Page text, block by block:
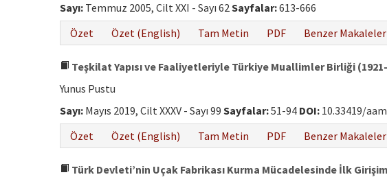
Sayı: Temmuz 2005, Cilt XXI - Sayı 62Sayfalar:613-666
Özet
Özet (English) Tam Metin PDF Benzer Makaleler
Teşkilat Yapısı ve Faaliyetleriyle Türkiye Muallimler Birliği
Yunus Pustu
Sayı: Mayıs 2019, Cilt XXXV - Sayı 99 Sayfalar:51-94 DOI: 10.33419/
Özet
Özet (English) Tam Metin PDF Benzer Makaleler
Türk Devleti’nin Uçak Fabrikası Kurma Mücadelesinde İlk